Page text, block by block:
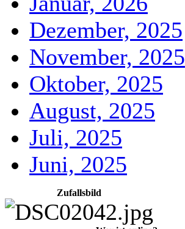
Dezember, 2025
November, 2025
Oktober, 2025
August, 2025
Juli, 2025
Juni, 2025
Zufallsbild